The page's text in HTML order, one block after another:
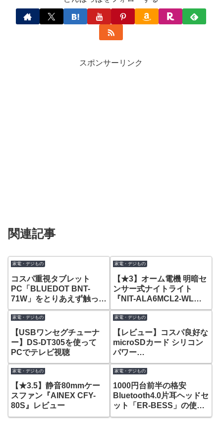
スポンサーリンク
関連記事
家電・デジもの
コスパ重視タブレット
PC「BLUEDOT BNT-
71W」をとりあえず触って
みた感想
家電・デジもの
【★3】オーム電機 明暗セ
ンサー式ナイトライト
『NIT-ALA6MCL2-WL』
【レビュー】
家電・デジもの
【USBワンセグチューナ
ー】DS-DT305を使って
PCでテレビ視聴
家電・デジもの
【レビュー】コスパ良好な
microSDカード シリコン
パワー
『Superior（A1）』
家電・デジもの
【★3.5】静音80mmケー
スファン『AINEX CFY-
80S』レビュー
家電・デジもの
1000円台前半の格安
Bluetooth4.0片耳ヘッドセ
ット「ER-BESS」の使用
感想